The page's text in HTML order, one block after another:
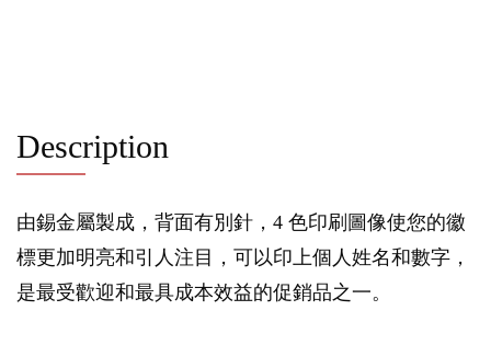
Description
由錫金屬製成，背面有別針，4 色印刷圖像使您的徽
標更加明亮和引人注目，可以印上個人姓名和數字，
是最受歡迎和最具成本效益的促銷品之一。